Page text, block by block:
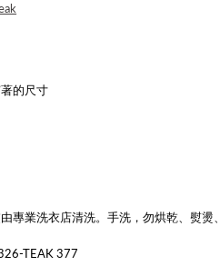
的尺寸
專業洗衣店清洗。手洗，勿烘乾、熨燙、
TEAK 377